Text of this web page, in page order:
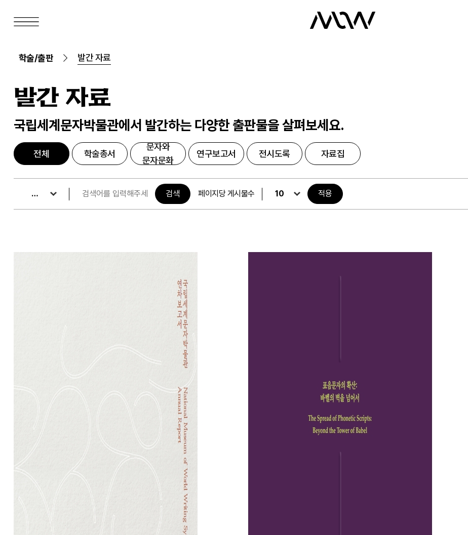
학술/출판 발간 자료
발간 자료
국립세계문자박물관에서 발간하는 다양한 출판물을 살펴보세요.
전체 학술총서
문자와
문자문화
연구보고서 전시도록 자료집
페이지당 게시물수 적용